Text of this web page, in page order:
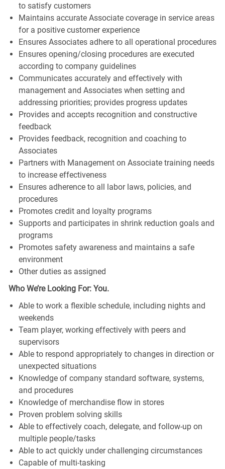
to satisfy customers
Maintains accurate Associate coverage in service areas
for a positive customer experience
Ensures Associates adhere to all operational procedures
Ensures opening/closing procedures are executed
according to company guidelines
Communicates accurately and effectively with
management and Associates when setting and
addressing priorities; provides progress updates
Provides and accepts recognition and constructive
feedback
Provides feedback, recognition and coaching to
Associates
Partners with Management on Associate training needs
to increase effectiveness
Ensures adherence to all labor laws, policies, and
procedures
Promotes credit and loyalty programs
Supports and participates in shrink reduction goals and
programs
Promotes safety awareness and maintains a safe
environment
Other duties as assigned
Who We’re Looking For: You.
Able to work a flexible schedule, including nights and
weekends
Team player, working effectively with peers and
supervisors
Able to respond appropriately to changes in direction or
unexpected situations
Knowledge of company standard software, systems,
and procedures
Knowledge of merchandise flow in stores
Proven problem solving skills
Able to effectively coach, delegate, and follow-up on
multiple people/tasks
Able to act quickly under challenging circumstances
Capable of multi-tasking